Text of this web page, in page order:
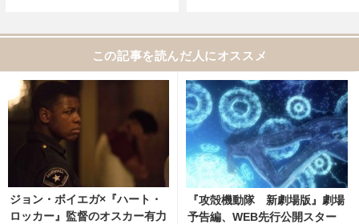
この記事を読んだ人にオススメ
ジョン・ボイエガ×『ハート・
ロッカー』監督のオスカー有力
『攻殻機動隊 新劇場版』劇場
予告編、WEB先行公開スター